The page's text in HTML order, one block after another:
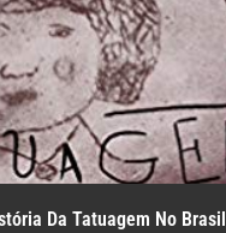
Da Tatuagem No Brasil